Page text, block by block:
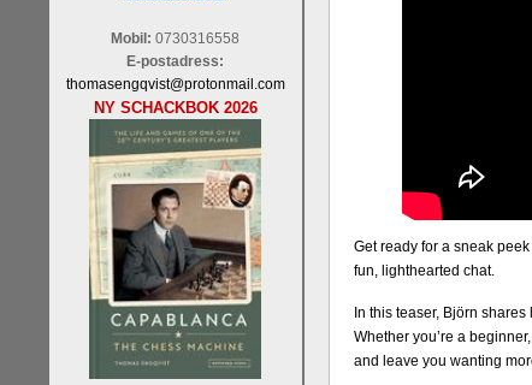
Mobil: 0730316558
E-postadress:
thomasengqvist@protonmail.com
NY SCHACKBOK 2026
Get ready for a sneak
fun, lighthearted chat.
In this teaser, Björn
Whether you’re a
and leave you wanting